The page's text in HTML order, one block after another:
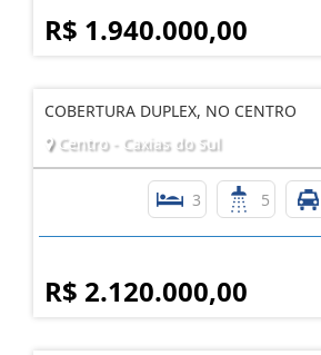
R$ 1.940.000,00
COBERTURA DUPLEX, NO CENTRO
Centro - Caxias do Sul
3 5
R$ 2.120.000,00